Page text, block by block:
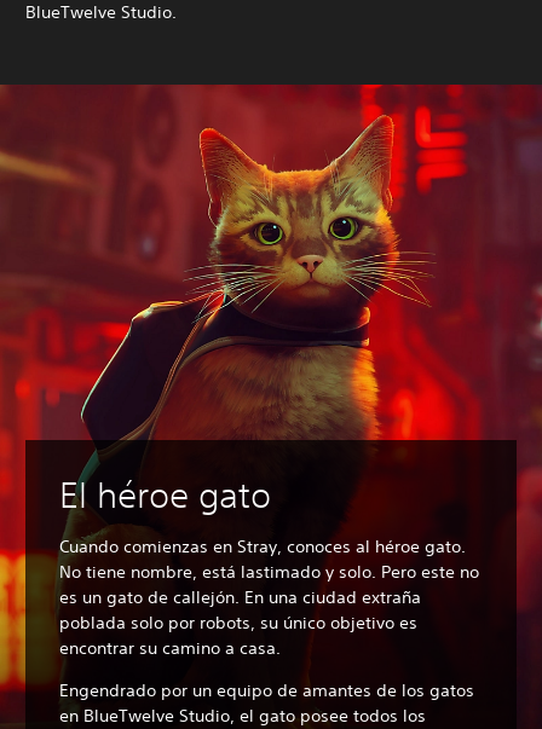
BlueTwelve Studio.
El héroe gato
Cuando comienzas en Stray, conoces al héroe gato.
No tiene nombre, está lastimado y solo. Pero este no
es un gato de callejón. En una ciudad extraña
poblada solo por robots, su único objetivo es
encontrar su camino a casa.
Engendrado por un equipo de amantes de los gatos
en BlueTwelve Studio, el gato posee todos los